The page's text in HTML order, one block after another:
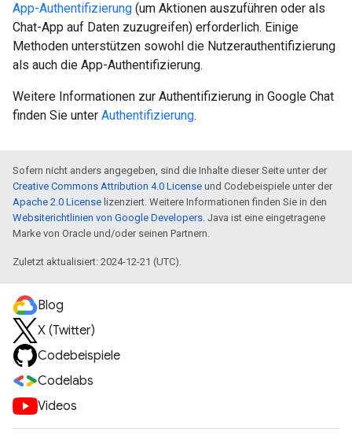
App-Authentifizierung (um Aktionen auszuführen oder als
Chat-App auf Daten zuzugreifen) erforderlich. Einige
Methoden unterstützen sowohl die Nutzerauthentifizierung
als auch die App-Authentifizierung.
Weitere Informationen zur Authentifizierung in Google Chat
finden Sie unter Authentifizierung.
Sofern nicht anders angegeben, sind die Inhalte dieser Seite unter der
Creative Commons Attribution 4.0 License und Codebeispiele unter der
Apache 2.0 License lizenziert. Weitere Informationen finden Sie in den
Websiterichtlinien von Google Developers. Java ist eine eingetragene
Marke von Oracle und/oder seinen Partnern.
Zuletzt aktualisiert: 2024-12-21 (UTC).
Blog
X (Twitter)
Codebeispiele
Codelabs
Videos